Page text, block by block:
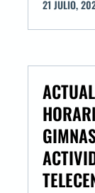
21 JULIO,